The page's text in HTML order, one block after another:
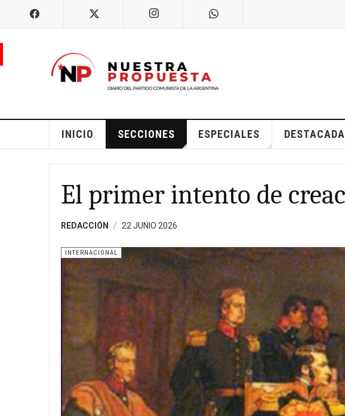
INICIO SECCIONES ESPECIALES
El primer intento de
REDACCIÓN 22 JUNIO 2026
INTERNACIONAL